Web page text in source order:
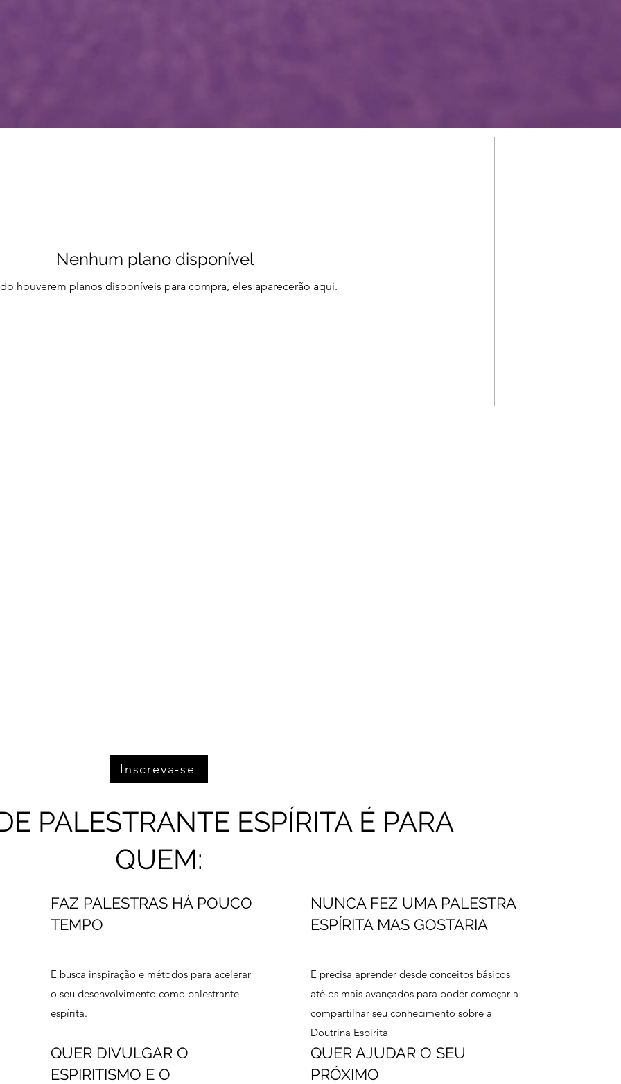
Nenhum plano disponível
houverem planos disponíveis para compra, eles aparecerão aqui.
Inscreva-se
PALESTRANTE ESPÍRITA É PARA
QUEM:
FAZ PALESTRAS HÁ POUCO
TEMPO
E busca inspiração e métodos para acelerar
o seu desenvolvimento como palestrante
espírita.
NUNCA FEZ UMA PALESTRA
ESPÍRITA MAS GOSTARIA
E precisa aprender desde conceitos básicos
até os mais avançados para poder começar a
compartilhar seu conhecimento sobre a
Doutrina Espírita
QUER DIVULGAR O
ESPIRITISMO E O
QUER AJUDAR O SEU
PRÓXIMO